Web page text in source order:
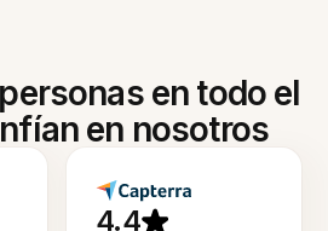
en todo el
en nosotros
4.4